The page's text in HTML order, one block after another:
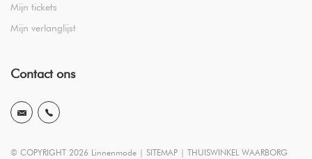
Mijn tickets
Mijn verlanglijst
Contact ons
© COPYRIGHT 2026 Linnenmode | SITEMAP | THUISWINKEL WAARBORG